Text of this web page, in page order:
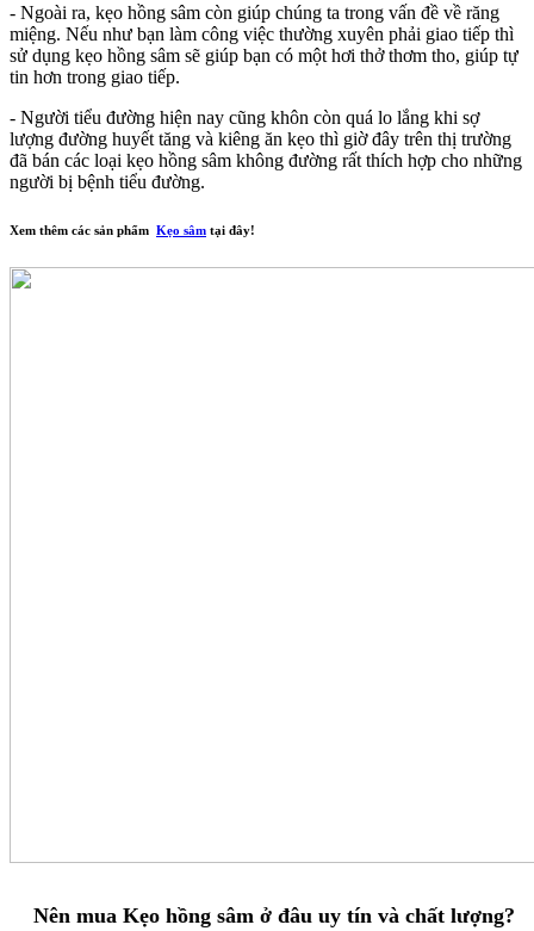
- Ngoài ra, kẹo hồng sâm còn giúp chúng ta trong vấn đề về răng
miệng. Nếu như bạn làm công việc thường xuyên phải giao tiếp thì
sử dụng kẹo hồng sâm sẽ giúp bạn có một hơi thở thơm tho, giúp tự
tin hơn trong giao tiếp.
- Người tiểu đường hiện nay cũng khôn còn quá lo lắng khi sợ
lượng đường huyết tăng và kiêng ăn kẹo thì giờ đây trên thị trường
đã bán các loại kẹo hồng sâm không đường rất thích hợp cho những
người bị bệnh tiểu đường.
Xem thêm các sản phẩm Kẹo sâm tại đây!
Nên mua Kẹo hồng sâm ở đâu uy tín và chất lượng?